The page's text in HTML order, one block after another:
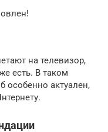
на телевизор,
есть. В таком
особенно актуален,